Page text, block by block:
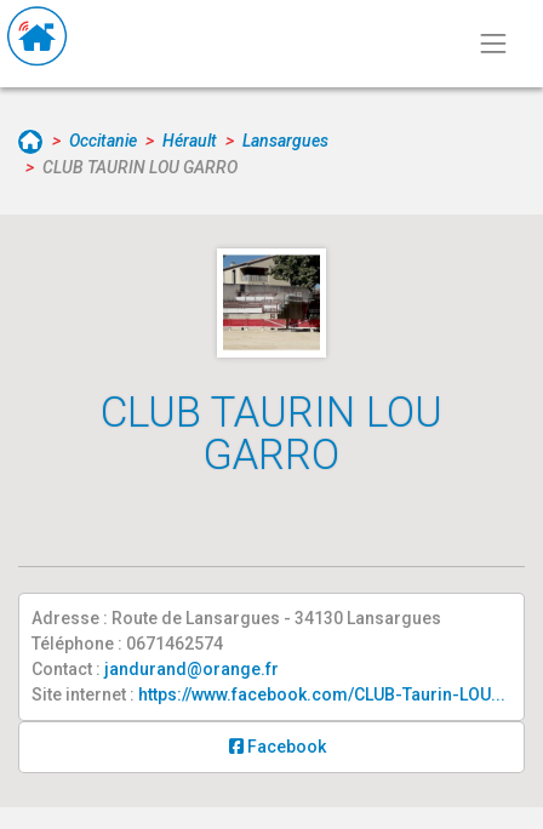
Occitanie Hérault
Lansargues
CLUB TAURIN LOU GARRO
CLUB TAURIN LOU
GARRO
Adresse : Route de Lansargues - 34130 Lansargues
Téléphone : 0671462574
Contact : jandurand@orange.fr
Site internet : https://www.facebook.com/CLUB-Taurin-LOU...
Facebook